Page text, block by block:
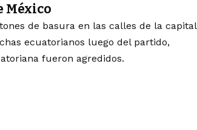
México
de basura en las calles de la capital
ecuatorianos luego del partido,
fueron agredidos.